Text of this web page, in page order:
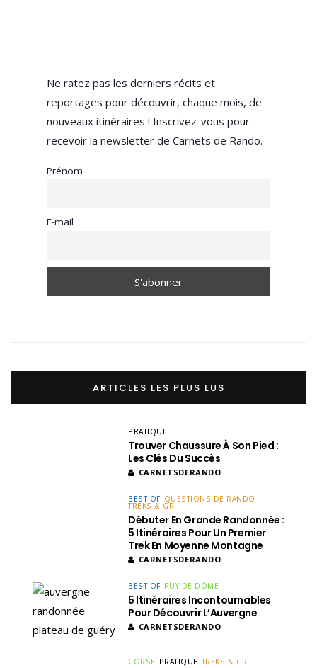
Ne ratez pas les derniers récits et
reportages pour découvrir, chaque mois, de
nouveaux itinéraires ! Inscrivez-vous pour
recevoir la newsletter de Carnets de Rando.
Prénom
E-mail
ARTICLES LES PLUS LUS
PRATIQUE
Trouver Chaussure À Son Pied :
Les Clés Du Succès
CARNETSDERANDO
BEST OF QUESTIONS DE RANDO
TREKS & GR
Débuter En Grande Randonnée :
5 Itinéraires Pour Un Premier
Trek En Moyenne Montagne
CARNETSDERANDO
BEST OF PUY-DE-DÔME
5 Itinéraires Incontournables
Pour Découvrir L’Auvergne
CARNETSDERANDO
CORSE PRATIQUE TREKS & GR